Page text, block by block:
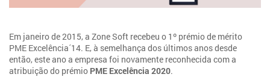
Em janeiro de 2015, a Zone Soft recebeu o 1º prémio de mérito
PME Excelência´14. E, à semelhança dos últimos anos desde
então, este ano a empresa foi novamente reconhecida com a
atribuição do prémio PME Excelência 2020.